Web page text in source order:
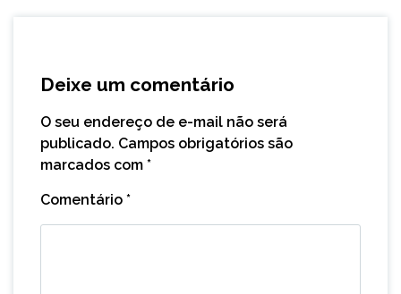
Deixe um comentário
O seu endereço de e-mail não será
publicado. Campos obrigatórios são
marcados com *
Comentário *